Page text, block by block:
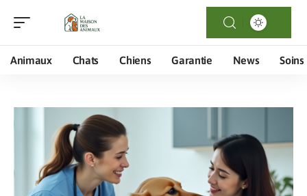
Animaux Chats Chiens Garantie News Soins